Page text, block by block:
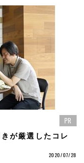
PR
が厳選したコレ
2020/07/28